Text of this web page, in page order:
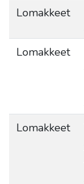
Lomakkeet
Lomakkeet
Lomakkeet